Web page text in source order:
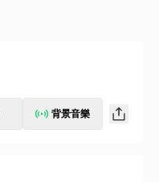
背景音樂